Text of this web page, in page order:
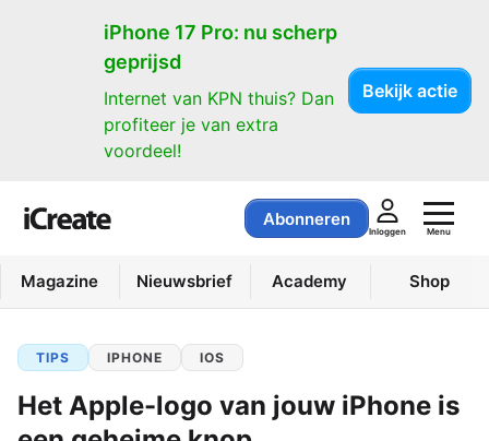
iPhone 17 Pro: nu scherp
geprijsd
Internet van KPN thuis? Dan
profiteer je van extra
voordeel!
Bekijk actie
Abonneren
Inloggen Menu
Magazine Nieuwsbrief Academy Shop
TIPS IPHONE IOS
Het Apple-logo van jouw iPhone is